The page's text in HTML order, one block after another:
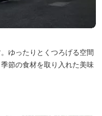
ゆったりとくつろげる空間
節の食材を取り入れた美味